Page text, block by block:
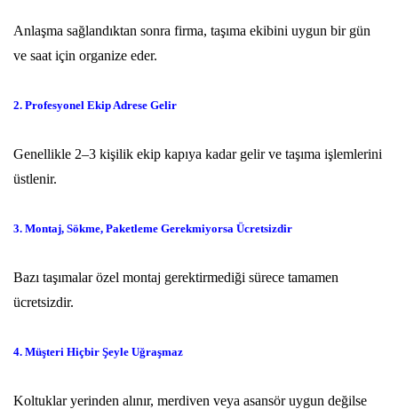
Anlaşma sağlandıktan sonra firma, taşıma ekibini uygun bir gün
ve saat için organize eder.
2. Profesyonel Ekip Adrese Gelir
Genellikle 2–3 kişilik ekip kapıya kadar gelir ve taşıma işlemlerini
üstlenir.
3. Montaj, Sökme, Paketleme Gerekmiyorsa Ücretsizdir
Bazı taşımalar özel montaj gerektirmediği sürece tamamen
ücretsizdir.
4. Müşteri Hiçbir Şeyle Uğraşmaz
Koltuklar yerinden alınır, merdiven veya asansör uygun değilse